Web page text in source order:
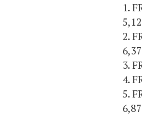
1.
2.
3.
4.
5.